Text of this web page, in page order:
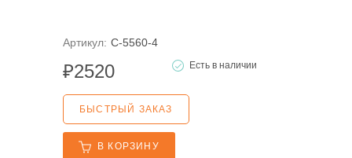
Артикул: С-5560-4
Есть в наличии
₽2520
БЫСТРЫЙ ЗАКАЗ
В КОРЗИНУ